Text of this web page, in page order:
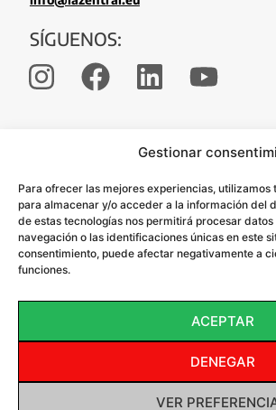
Gestionar
Para ofrecer las mejores experiencias, utilizamos
para almacenar y/o acceder a la información del
de estas tecnologías nos permitirá procesar
navegación o las identificaciones únicas en este
consentimiento, puede afectar negativamente a
funciones.
ACEPTAR
DENEGAR
VER
SÍGUENOS:
Inforber Serveis TIC
Política de
Cookies/ Aviso Legal